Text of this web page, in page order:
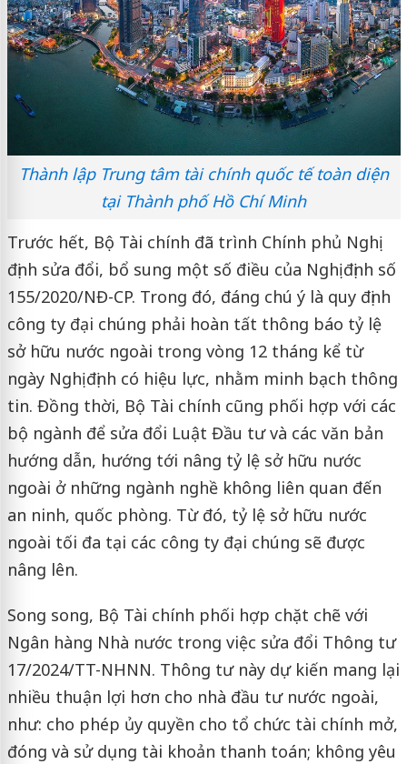
Thành lập Trung tâm tài chính quốc tế toàn diện
tại Thành phố Hồ Chí Minh
Trước hết, Bộ Tài chính đã trình Chính phủ Nghị
định sửa đổi, bổ sung một số điều của Nghị định số
155/2020/NĐ-CP. Trong đó, đáng chú ý là quy định
công ty đại chúng phải hoàn tất thông báo tỷ lệ
sở hữu nước ngoài trong vòng 12 tháng kể từ
ngày Nghị định có hiệu lực, nhằm minh bạch thông
tin. Đồng thời, Bộ Tài chính cũng phối hợp với các
bộ ngành để sửa đổi Luật Đầu tư và các văn bản
hướng dẫn, hướng tới nâng tỷ lệ sở hữu nước
ngoài ở những ngành nghề không liên quan đến
an ninh, quốc phòng. Từ đó, tỷ lệ sở hữu nước
ngoài tối đa tại các công ty đại chúng sẽ được
nâng lên.
Song song, Bộ Tài chính phối hợp chặt chẽ với
Ngân hàng Nhà nước trong việc sửa đổi Thông tư
17/2024/TT-NHNN. Thông tư này dự kiến mang lại
nhiều thuận lợi hơn cho nhà đầu tư nước ngoài,
như: cho phép ủy quyền cho tổ chức tài chính mở,
đóng và sử dụng tài khoản thanh toán; không yêu